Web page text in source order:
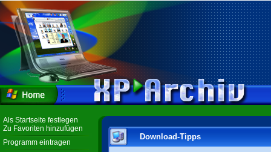
Als Startseite festlegen
Zu Favoriten hinzufügen
Programm eintragen
Download-Tipps